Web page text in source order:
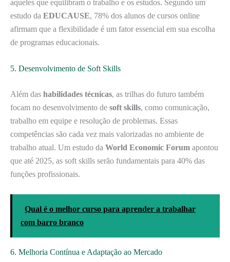
aqueles que equilibram o trabalho e os estudos. Segundo um
estudo da EDUCAUSE, 78% dos alunos de cursos online
afirmam que a flexibilidade é um fator essencial em sua escolha
de programas educacionais.
5. Desenvolvimento de Soft Skills
Além das habilidades técnicas, as trilhas do futuro também
focam no desenvolvimento de soft skills, como comunicação,
trabalho em equipe e resolução de problemas. Essas
competências são cada vez mais valorizadas no ambiente de
trabalho atual. Um estudo da World Economic Forum apontou
que até 2025, as soft skills serão fundamentais para 40% das
funções profissionais.
Qual é o melhor curso para aprender a trabalhar
com barro branco
6. Melhoria Contínua e Adaptação ao Mercado